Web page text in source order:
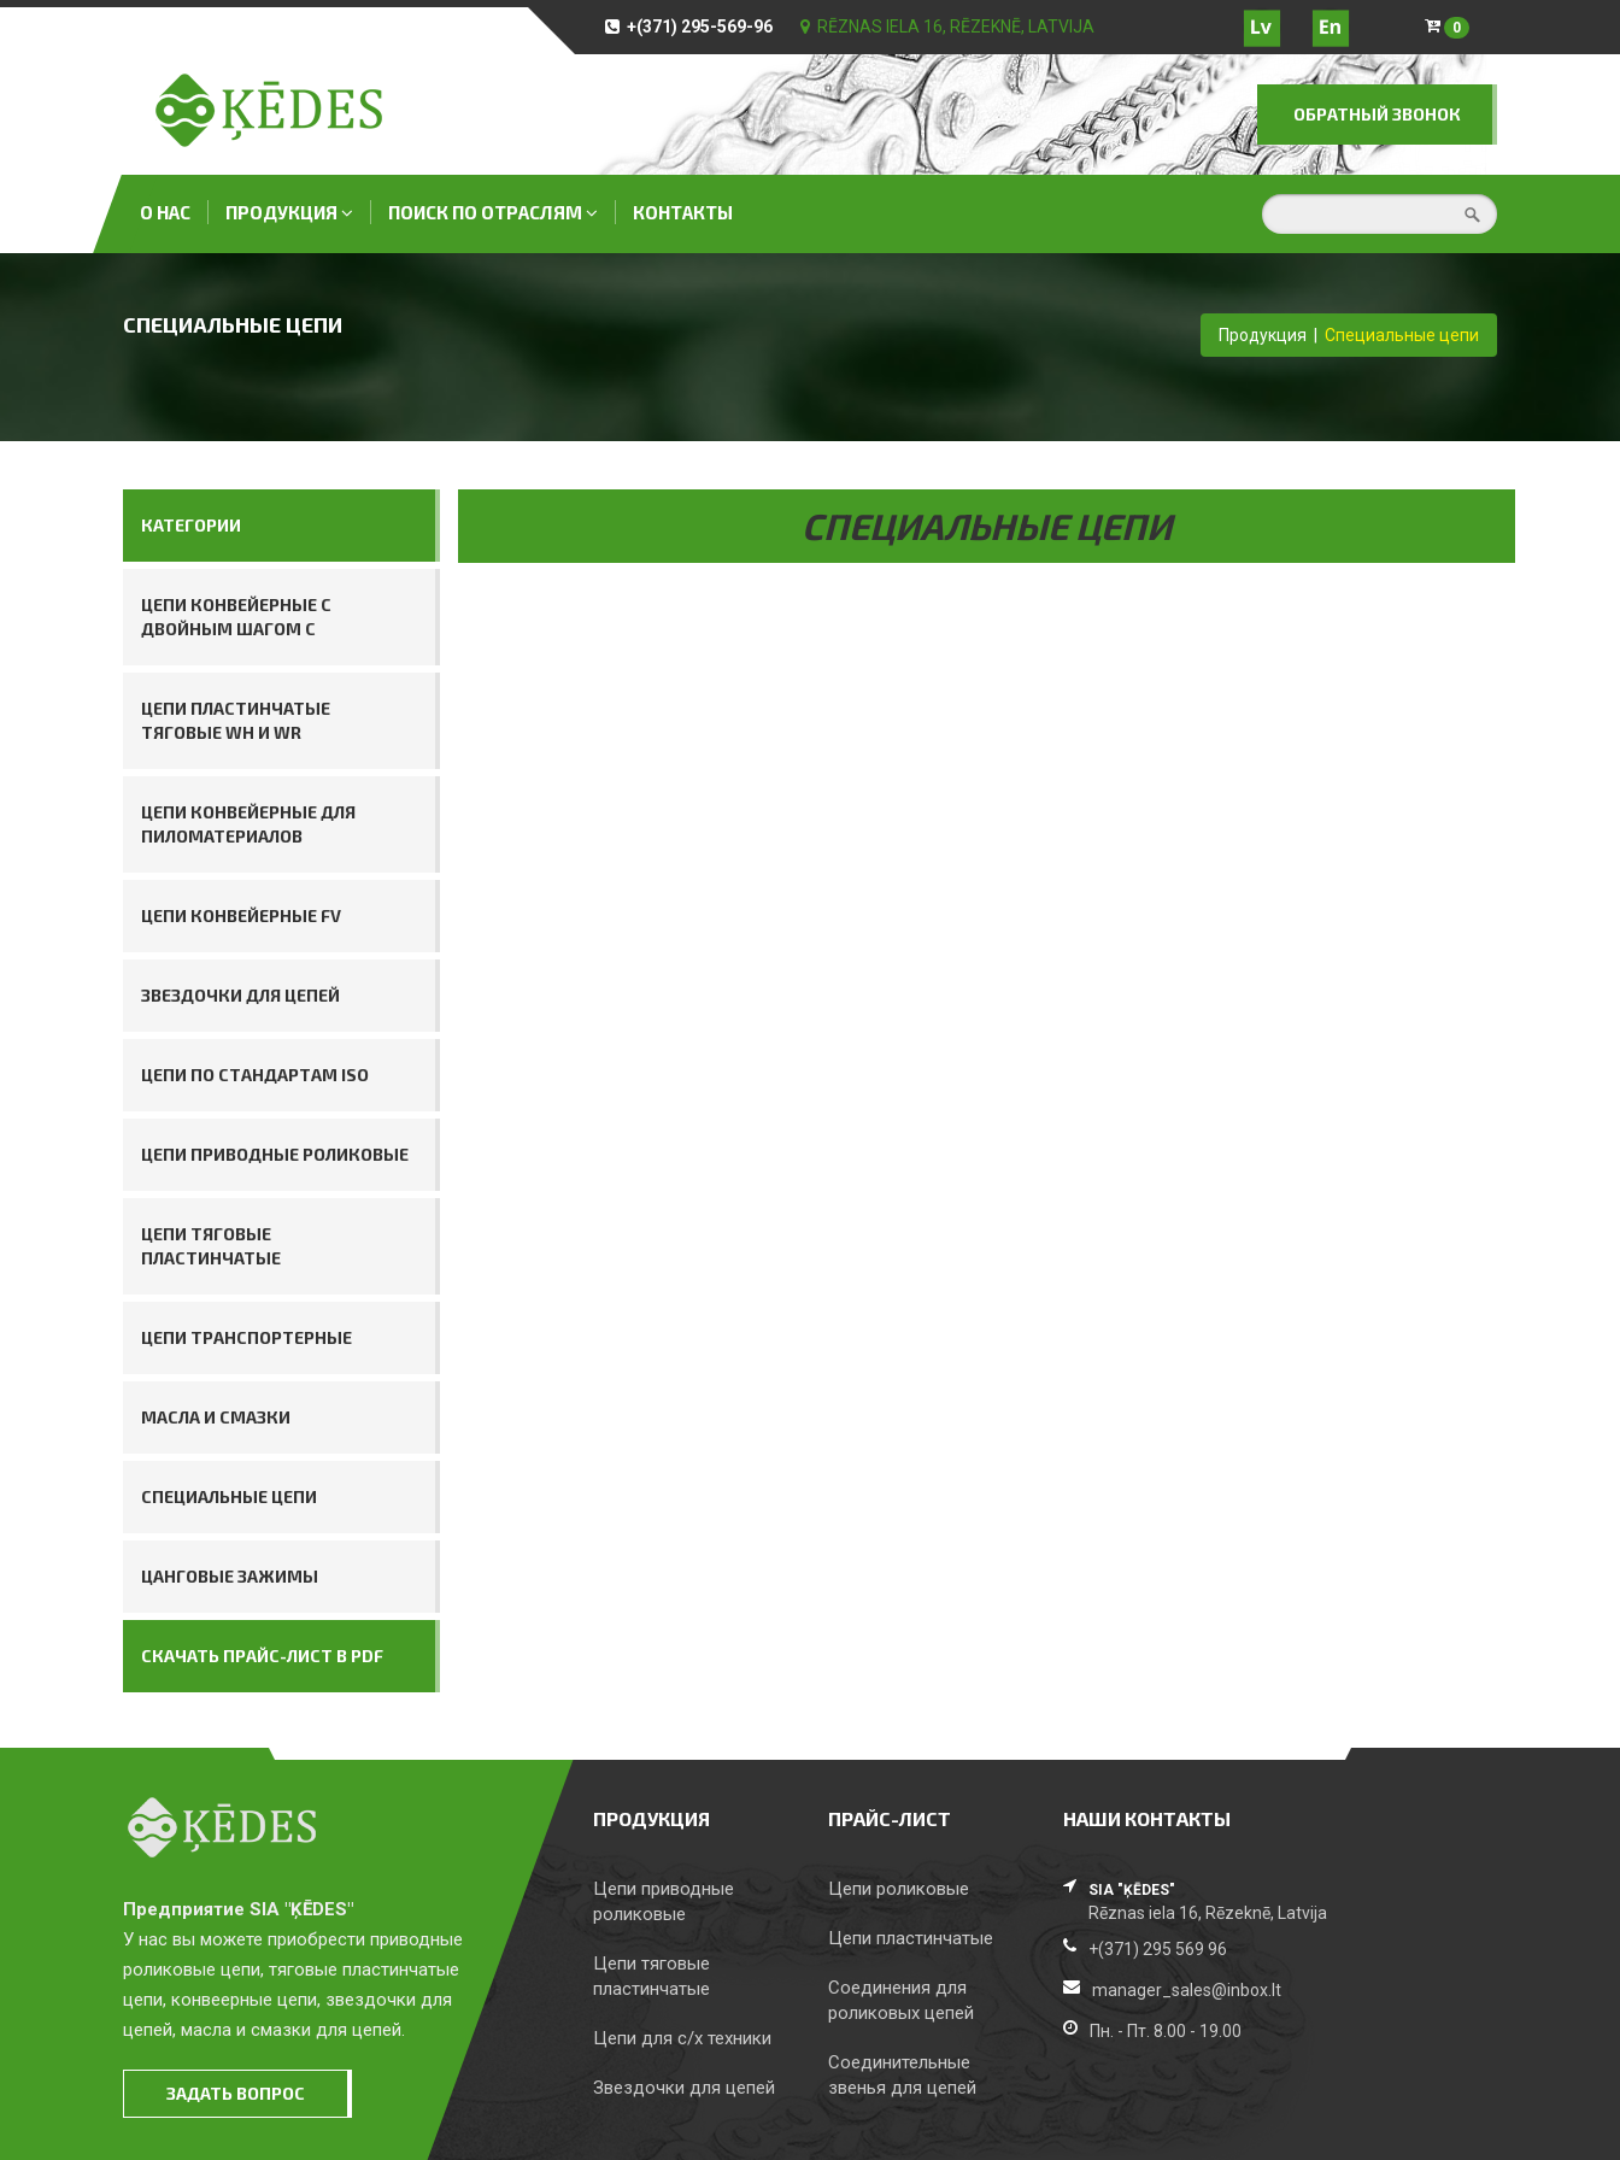
+(371) 295-569-96 RĒZNAS IELA 16, RĒZEKNĒ, LATVIJA 0
ОБРАТНЫЙ ЗВОНОК
О НАС ПРОДУКЦИЯ ПОИСК ПО ОТРАСЛЯМ КОНТАКТЫ
СПЕЦИАЛЬНЫЕ ЦЕПИ Продукция Специальные цепи
КАТЕГОРИИ
ЦЕПИ КОНВЕЙЕРНЫЕ С
ДВОЙНЫМ ШАГОМ C
ЦЕПИ ПЛАСТИНЧАТЫЕ
ТЯГОВЫЕ WH И WR
ЦЕПИ КОНВЕЙЕРНЫЕ ДЛЯ
ПИЛОМАТЕРИАЛОВ
ЦЕПИ КОНВЕЙЕРНЫЕ FV
ЗВЕЗДОЧКИ ДЛЯ ЦЕПЕЙ
ЦЕПИ ПО СТАНДАРТАМ ISO
ЦЕПИ ПРИВОДНЫЕ РОЛИКОВЫЕ
ЦЕПИ ТЯГОВЫЕ
ПЛАСТИНЧАТЫЕ
ЦЕПИ ТРАНСПОРТЕРНЫЕ
МАСЛА И СМАЗКИ
СПЕЦИАЛЬНЫЕ ЦЕПИ
ЦАНГОВЫЕ ЗАЖИМЫ
СКАЧАТЬ ПРАЙС-ЛИСТ В PDF
СПЕЦИАЛЬНЫЕ ЦЕПИ
Предприятие SIA "ĶĒDES"
У нас вы можете приобрести приводные
роликовые цепи, тяговые пластинчатые
цепи, конвеерные цепи, звездочки для
цепей, масла и смазки для цепей.
ЗАДАТЬ ВОПРОС
ПРОДУКЦИЯ
Цепи приводные
роликовые
Цепи тяговые
пластинчатые
Цепи для с/х техники
Звездочки для цепей
ПРАЙС-ЛИСТ
Цепи роликовые
Цепи пластинчатые
Соединения для
роликовых цепей
Соединительные
звенья для цепей
НАШИ КОНТАКТЫ
SIA "ĶĒDES"
Rēznas iela 16, Rēzeknē, Latvija
+(371) 295 569 96
manager_sales@inbox.lt
Пн. - Пт. 8.00 - 19.00